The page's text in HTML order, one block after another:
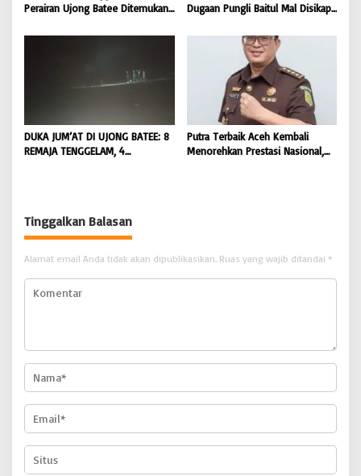
Perairan Ujong Batee Ditemukan,
Pencarian Satu Korban Lain |
Dugaan Pungli Baitul Mal Disikapi
Hukum terhadap Oknum |
BONGKAR ‘Perkara.com
DUKA JUM’AT DI UJONG BATEE: 8
REMAJA TENGGELAM, 4
Putra Terbaik Aceh Kembali
Menorehkan Prestasi Nasional,
Tinggalkan Balasan
Alamat email Anda tidak akan dipublikasikan. Ruas yang wajib ditandai *